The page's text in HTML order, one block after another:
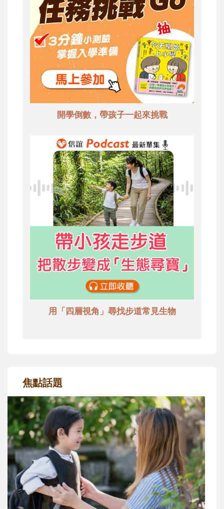
開學倒數，帶孩子一起來挑戰
用「四層視角」尋找步道常見生物
焦點話題